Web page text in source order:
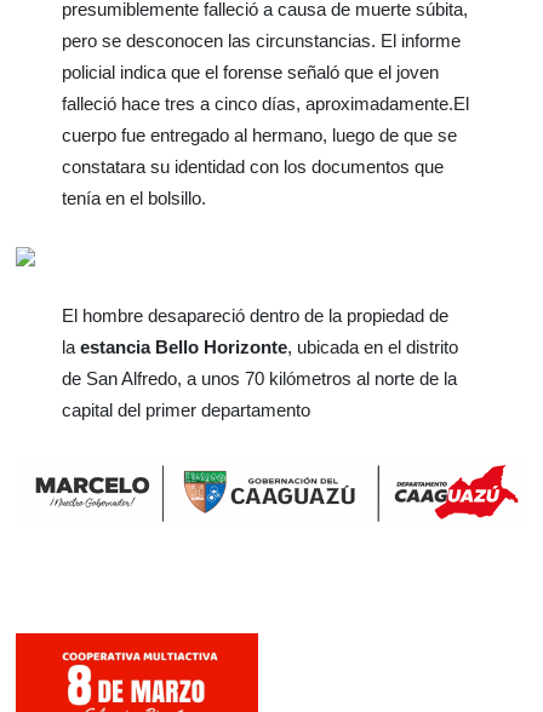
presumiblemente falleció a causa de muerte súbita,
pero se desconocen las circunstancias. El informe
policial indica que el forense señaló que el joven
falleció hace tres a cinco días, aproximadamente.El
cuerpo fue entregado al hermano, luego de que se
constatara su identidad con los documentos que
tenía en el bolsillo.
El hombre desapareció dentro de la propiedad de
laestancia Bello Horizonte, ubicada en el distrito
de San Alfredo, a unos 70 kilómetros al norte de la
capital del primer departamento